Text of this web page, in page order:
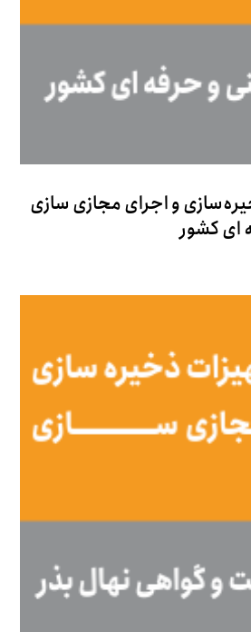
و اجرای مجازی سازی
ای کشور